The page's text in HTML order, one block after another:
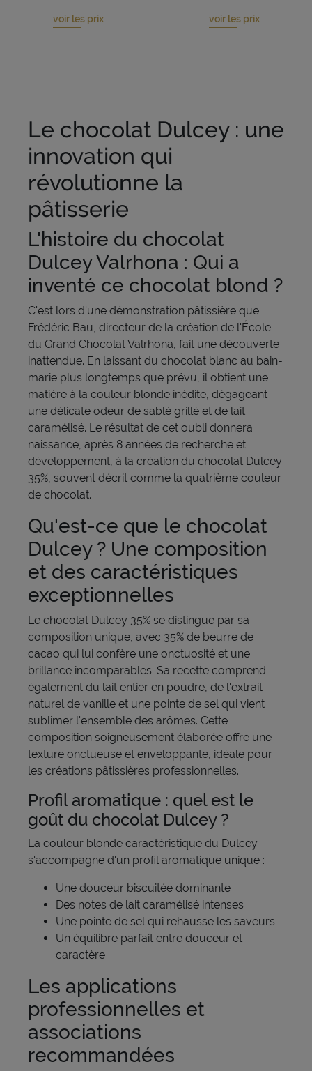
voir les prix voir les prix
Le chocolat Dulcey : une
innovation qui
révolutionne la
pâtisserie
L'histoire du chocolat
Dulcey Valrhona : Qui a
inventé ce chocolat blond ?
C'est lors d'une démonstration pâtissière que
Frédéric Bau, directeur de la création de l'École
du Grand Chocolat Valrhona, fait une découverte
inattendue. En laissant du chocolat blanc au bain-
marie plus longtemps que prévu, il obtient une
matière à la couleur blonde inédite, dégageant
une délicate odeur de sablé grillé et de lait
caramélisé. Le résultat de cet oubli donnera
naissance, après 8 années de recherche et
développement, à la création du chocolat Dulcey
35%, souvent décrit comme la quatrième couleur
de chocolat.
Qu'est-ce que le chocolat
Dulcey ? Une composition
et des caractéristiques
exceptionnelles
Le chocolat Dulcey 35% se distingue par sa
composition unique, avec 35% de beurre de
cacao qui lui confère une onctuosité et une
brillance incomparables. Sa recette comprend
également du lait entier en poudre, de l'extrait
naturel de vanille et une pointe de sel qui vient
sublimer l'ensemble des arômes. Cette
composition soigneusement élaborée offre une
texture onctueuse et enveloppante, idéale pour
les créations pâtissières professionnelles.
Profil aromatique : quel est le
goût du chocolat Dulcey ?
La couleur blonde caractéristique du Dulcey
s'accompagne d'un profil aromatique unique :
Une douceur biscuitée dominante
Des notes de lait caramélisé intenses
Une pointe de sel qui rehausse les saveurs
Un équilibre parfait entre douceur et
caractère
Les applications
professionnelles et
associations
recommandées